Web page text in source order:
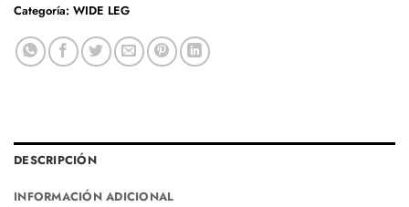
Categoría: WIDE LEG
DESCRIPCIÓN
INFORMACIÓN ADICIONAL